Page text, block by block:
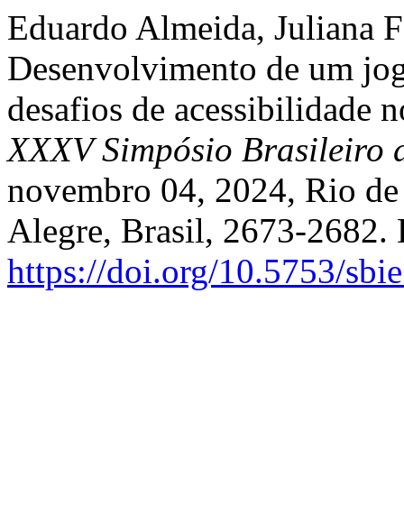
Eduardo Almeida, Juliana
Desenvolvimento de um
desafios de acessibilidade
XXXV Simpósio Brasileiro
novembro 04, 2024, Rio
Alegre, Brasil, 2673-2682.
https://doi.org/10.5753/